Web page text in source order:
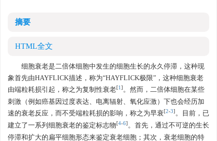
摘要
HTML全文
细胞衰老是二倍体细胞中发生的细胞生长的永久停滞，这种现
象首先由HAYFLICK描述，称为“HAYFLICK极限”，这种细胞衰老
由端粒耗损引起，称之为复制性衰老[1] 。然而，二倍体细胞在某些
刺激（例如癌基因过度表达、电离辐射、氧化应激）下也会经历加
速的衰老反应，而不受端粒耗损的影响，称之为早衰[2-3] 。目前，已
建立了一系列细胞衰老的鉴定标志物[4-6] 。首先，通过不可逆的生长
停滞和扩大的扁平细胞形态来鉴定衰老细胞；其次，衰老细胞的特